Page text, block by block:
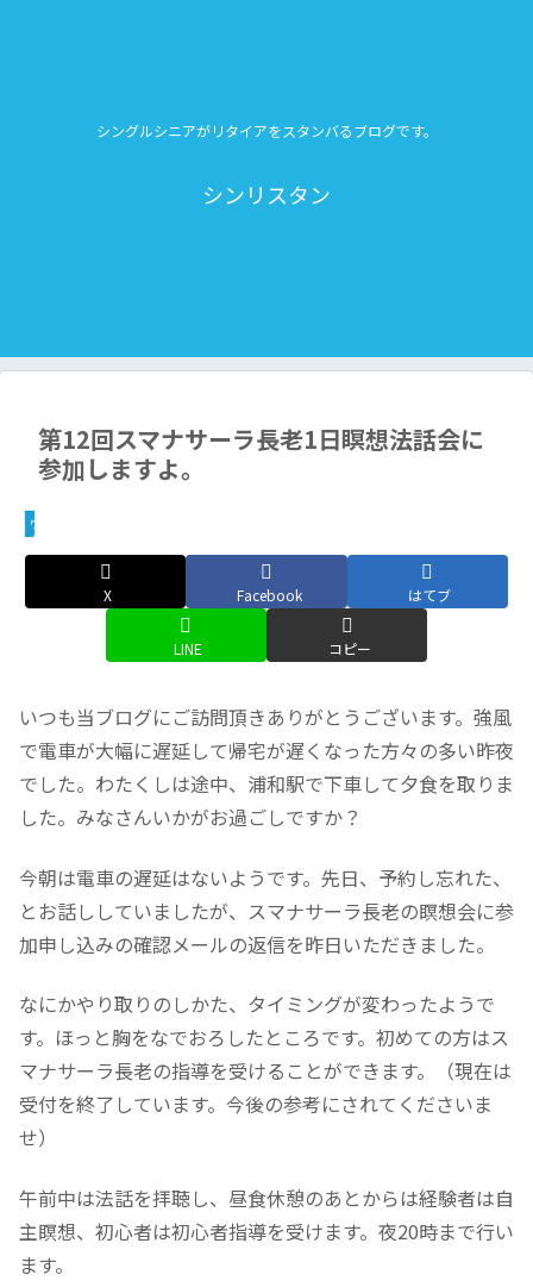
シングルシニアがリタイアをスタンバるブログです。
シンリスタン
第12回スマナサーラ長老1日瞑想法話会に
参加しますよ。
ヴィパッサナー
X Facebook はてブ
LINE コピー
いつも当ブログにご訪問頂きありがとうございます。強風
で電車が大幅に遅延して帰宅が遅くなった方々の多い昨夜
でした。わたくしは途中、浦和駅で下車して夕食を取りま
した。みなさんいかがお過ごしですか？
今朝は電車の遅延はないようです。先日、予約し忘れた、
とお話ししていましたが、スマナサーラ長老の瞑想会に参
加申し込みの確認メールの返信を昨日いただきました。
なにかやり取りのしかた、タイミングが変わったようで
す。ほっと胸をなでおろしたところです。初めての方はス
マナサーラ長老の指導を受けることができます。（現在は
受付を終了しています。今後の参考にされてくださいま
せ）
午前中は法話を拝聴し、昼食休憩のあとからは経験者は自
主瞑想、初心者は初心者指導を受けます。夜20時まで行い
ます。